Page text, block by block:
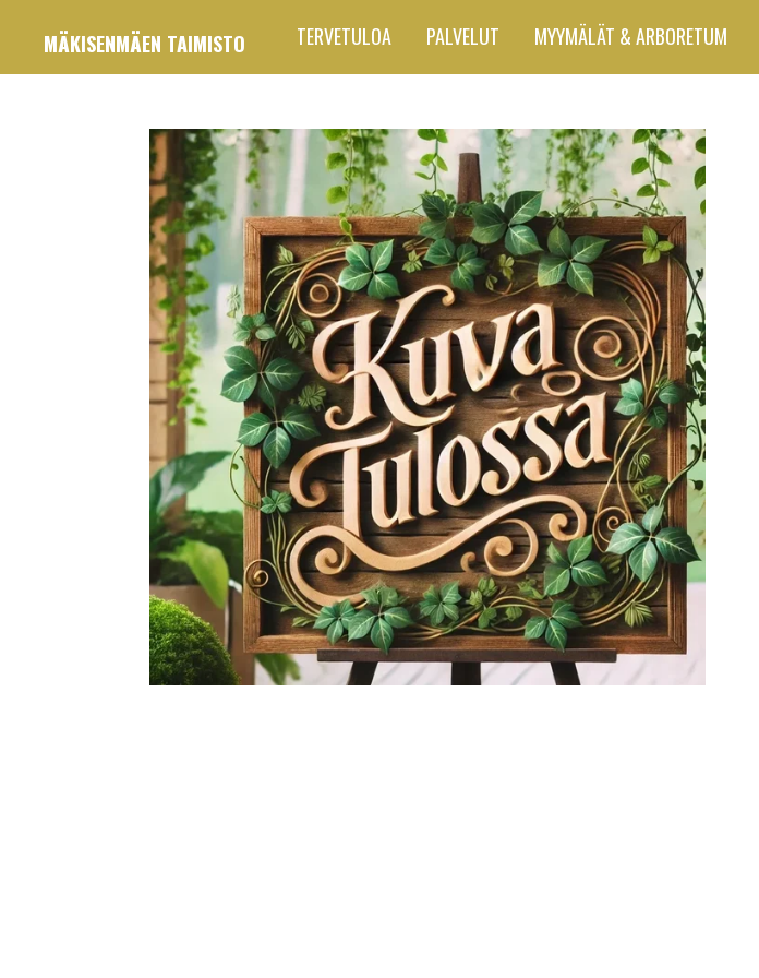
MÄKISENMÄEN TAIMISTO TERVETULOA PALVELUT MYYMÄLÄT & ARBORETUM